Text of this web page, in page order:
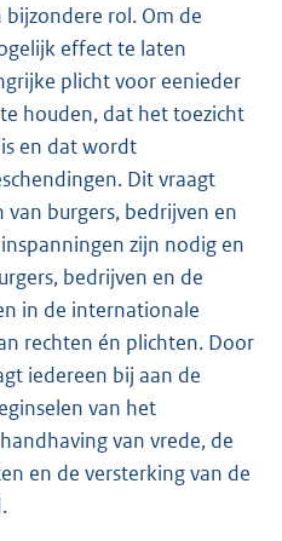
rol. Om de
effect te laten
plicht voor eenieder
houden, dat het toezicht
en dat wordt
Dit vraagt
burgers, bedrijven en
zijn nodig en
bedrijven en de
in de internationale
rechten én plichten. Door
iedereen bij aan de
van het
van vrede, de
en de versterking van de